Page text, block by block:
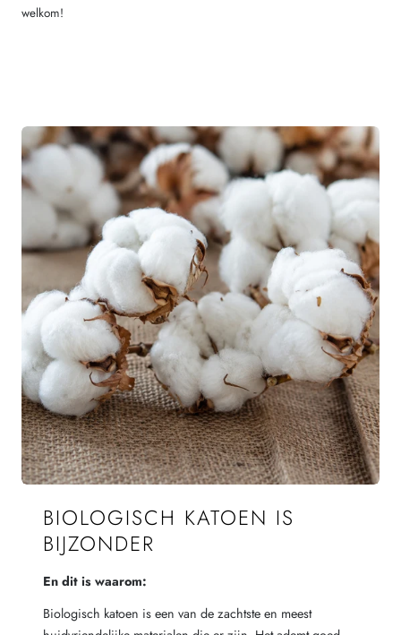
welkom!
BIOLOGISCH KATOEN IS
BIJZONDER
En dit is waarom:
Biologisch katoen is een van de zachtste en meest